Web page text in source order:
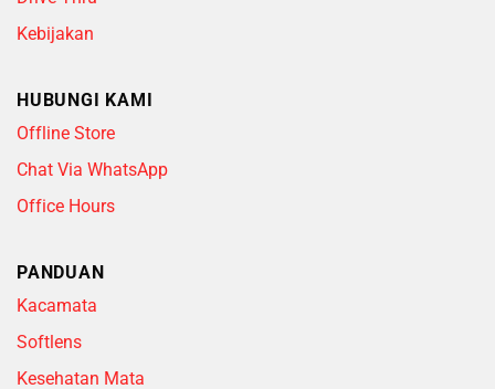
Kebijakan
HUBUNGI KAMI
Offline Store
Chat Via WhatsApp
Office Hours
PANDUAN
Kacamata
Softlens
Kesehatan Mata